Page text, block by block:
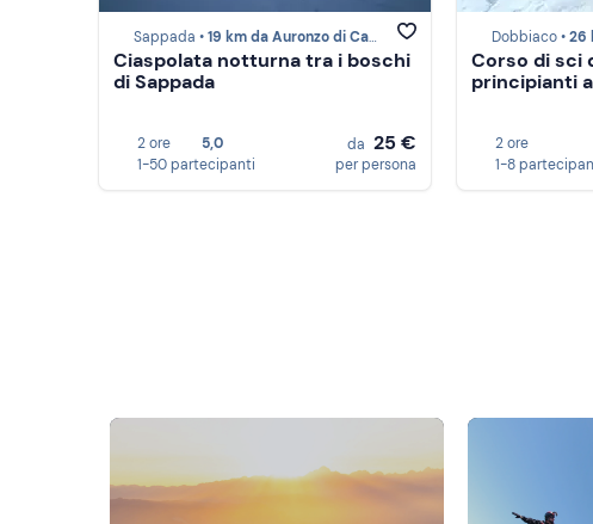
Sappada •19 km da Auronzo di Cadore
Ciaspolata notturna tra i boschi
di Sappada
2 ore
5,0
1-50 partecipanti
da 25 €
per persona
Dobbiaco •26
Corso di sci
principianti
2 ore
1-8